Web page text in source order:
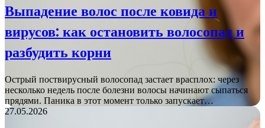
Выпадение волос после ковида и
вирусов: как остановить волосопад и
разбудить корни
Острый поствирусный волосопад застает врасплох: через
несколько недель после болезни волосы начинают сыпаться
прядями. Паника в этот момент только запускает…
27.05.2026